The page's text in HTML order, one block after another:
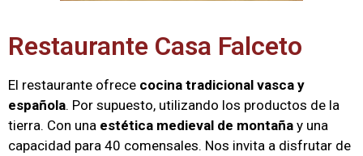
Restaurante Casa Falceto
El restaurante ofrece cocina tradicional vasca y
española. Por supuesto, utilizando los productos de la
tierra. Con una estética medieval de montaña y una
capacidad para 40 comensales. Nos invita a disfrutar de